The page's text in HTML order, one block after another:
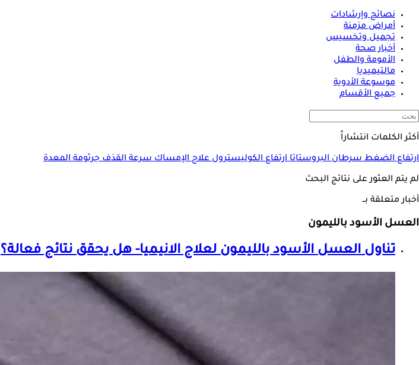
نصائح وإرشادات
أمراض مزمنة
تجميل وتخسيس
أخبار صحة
الأمومة والطفل
مالتيميديا
موسوعة الأدوية
جميع الأقسام
أكثر الكلمات انتشاراً
ارتفاع الضغطسرطان البروستاتاارتفاع الكوليسترولعلاج الإمساكسرعة القذفجرثومة المعدة
لم يتم العثور على نتائج البحث
أخبار متعلقة بــ
العسل الأسود بالليمون
تناولالعسل الأسود بالليمونلعلاج الانيميا- هل يحقق نتائج فعالة؟